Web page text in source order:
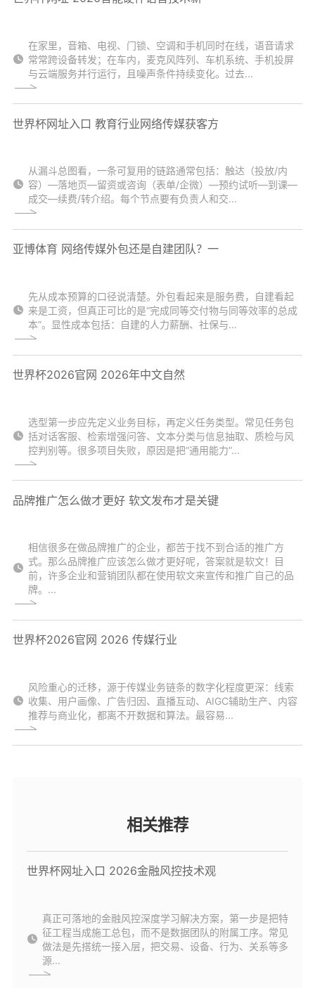
在家里，音箱、电视、门锁、空调和手机同时在线，语音请求
常常跨设备转发；在车内，麦克风阵列、车机系统、手机投屏
与云端服务并行运行，且噪声条件持续变化。过去...
世界杯网址入口 教育行业网络传媒获客方
从漏斗总图看，一条可复用的链路通常包括：触达（投放/内
容）—落地页—留资或咨询（表单/企微）—预约试听—到课—
成交—续费/转介绍。每个节点要有负责人和交...
亚博体育 网络传媒外包还是自建团队？一
先从成本预算的口径说清楚。外包看起来是服务费，自建看起
来是工资，但真正可比的是“完成同等交付物与同等效率的总成
本”。显性成本包括：自建的人力薪酬、社保与...
世界杯2026官网 2026年中文自然
选型第一步应先定义业务目标，再定义任务类型。常见任务包
括对话客服、检索增强问答、文本分类与信息抽取、质检与风
控判别等。很多项目失败，原因是把“通用能力”...
品牌推广怎么做才更好 软文发布才是关键
相信很多在做品牌推广的企业，都苦于找不到合适的推广方
式。那么品牌推广应该怎么做才更好呢，答案就是软文！目
前，许多企业和营销团队都在使用软文来宣传和推广自己的品
牌。...
世界杯2026官网 2026 传媒行业
风险重心的迁移，源于传媒业务链条的数字化程度更深：线索
收集、用户画像、广告归因、直播互动、AIGC辅助生产、内容
推荐与商业化，都离不开数据和算法。最容易...
相关推荐
世界杯网址入口 2026金融风控技术观
真正可落地的金融风控深度学习解决方案，第一步是把特
征工程当成施工总包，而不是数据团队的附属工序。常见
做法是先搭统一接入层，把交易、设备、行为、关系等多
源...